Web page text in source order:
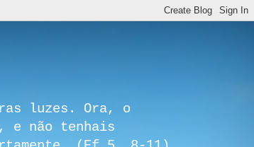
luzes. Ora, o
e não tenhais